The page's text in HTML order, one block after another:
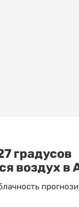
градусов
воздух в